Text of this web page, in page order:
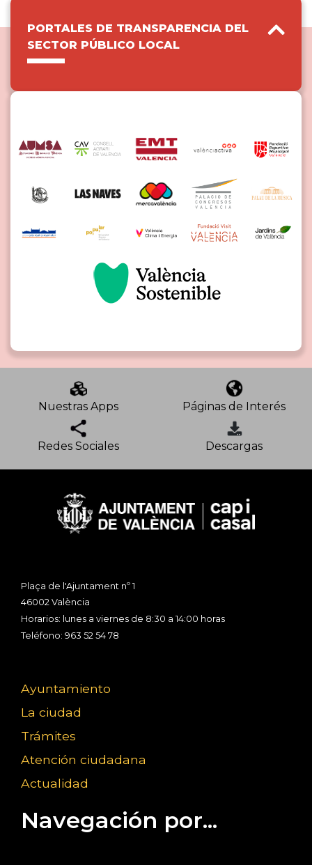
PORTALES DE TRANSPARENCIA DEL
SECTOR PÚBLICO LOCAL
Nuestras Apps Páginas de Interés
Redes Sociales Descargas
Plaça de l'Ajuntament nº 1
46002 València
Horarios: lunes a viernes de 8:30 a 14:00 horas
Teléfono: 963 52 54 78
Ayuntamiento
La ciudad
Trámites
Atención ciudadana
Actualidad
Navegación por...